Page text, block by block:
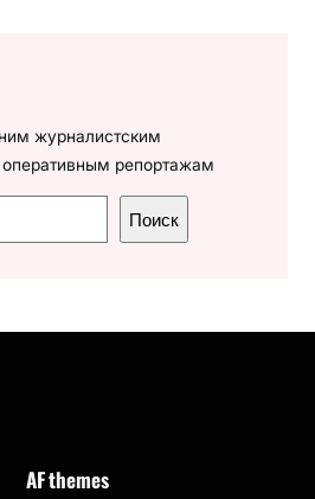
журналистским
репортажам
Поиск
AF themes